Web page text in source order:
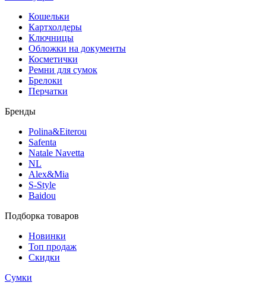
Кошельки
Картхолдеры
Ключницы
Обложки на документы
Косметички
Ремни для сумок
Брелоки
Перчатки
Бренды
Polina&Eiterou
Safenta
Natale Navetta
NL
Alex&Mia
S-Style
Baidou
Подборка товаров
Новинки
Топ продаж
Скидки
Сумки